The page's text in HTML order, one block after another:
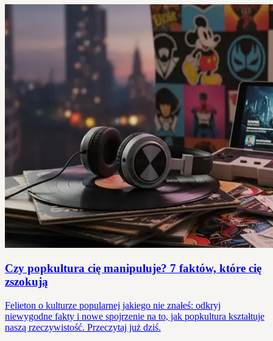
Czy popkultura cię manipuluje? 7 faktów, które cię
zszokują
Felieton o kulturze popularnej jakiego nie znałeś: odkryj
niewygodne fakty i nowe spojrzenie na to, jak popkultura kształtuje
naszą rzeczywistość. Przeczytaj już dziś.